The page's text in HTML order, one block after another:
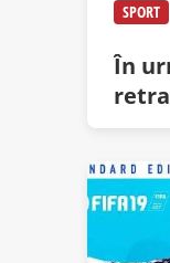
SPORT
În
pace